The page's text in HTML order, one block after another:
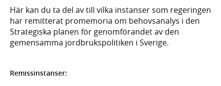
Här kan du ta del av till vilka instanser som regeringen
har remitterat promemoria om behovsanalys i den
Strategiska planen för genomförandet av den
gemensamma jordbrukspolitiken i Sverige.
Remissinstanser: